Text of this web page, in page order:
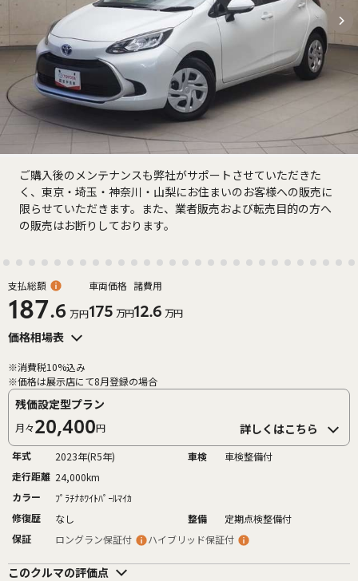
ご購入後のメンテナンスも弊社がサポートさせていただきた
く、東京・埼玉・神奈川・山梨にお住まいのお客様への販売に
限らせていただきます。また、業者販売および転売目的の方へ
の販売はお断りしております。
支払総額
187.6 万円
車両価格
175 万円
諸費用
12.6 万円
価格相場表
※消費税10%込み
※価格は展示店にて8月登録の場合
残価設定型プラン
月々20,400円 詳しくはこちら
年式 2023年(R5年) 車検
車検整備付
走行距離 24,000km
カラー
ﾌﾟﾗﾁﾅﾎﾜｲﾄﾊﾟｰﾙﾏｲｶ
修復歴
なし 整備
定期点検整備付
保証
ロングラン保証付 ハイブリッド保証付
このクルマの評価点